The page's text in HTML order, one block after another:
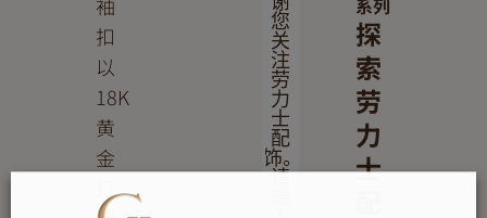
袖
扣
以
18K
黄
金
打
您
关
注
劳
力
士
配
饰。
请
系列
探
索
劳
力
士